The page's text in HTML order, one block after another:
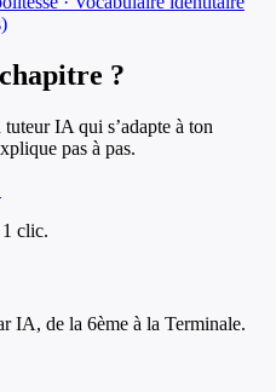
?
IA qui s’adapte à ton
pas à pas.
1 clic.
IA, de la 6ème à la Terminale.